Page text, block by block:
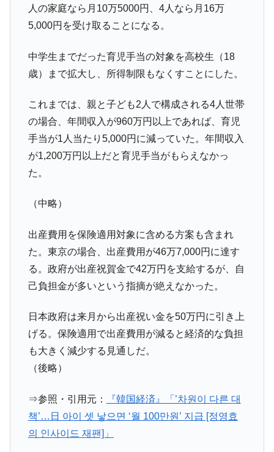
『Money1』
IT産業は人を雇用する効果は低い。全産業の
半分未満しか雇用を生まない
のは政界の責任だ」
『Money1』
韓国「2026年1Q 資金循環統計」面白い結果
『Money1』
韓国化学企業最大手『ロッテケミカル』純
借入金が約8兆。信用格付け「ネガティブ」にダウン
『Money1』
韓国株式市場･暗黒の火曜日。サーキットブ
レイカーも発動！ 半導体2銘柄の暴落
『Money1』
Fact1
夏の甲子園、優勝校を最も多く輩出している都道
府県とは？
Fact1 今話題の「楽天ライオンズ」とは？
Fact1 奇跡の毛色「白毛馬」とは？
える賞金とは？
Fact1 平成仮面ライダーの意外すぎるモチーフとは？
Fact1
発表から2日で大崩壊、鳴かず飛ばずに終わりそう
なスーパーリーグとは？
日本人マスターズ挑戦の歴史。松山以前に最高位
だった選手とは？
ている意外な選手とは？
人の家庭なら月10万5000円、4人なら月16万
5,000円を受け取ることになる。
中学生までだった育児手当の対象を高校生（18
歳）まで拡大し、所得制限もなくすことにした。
これまでは、親と子ども2人で構成される4人世帯
の場合、年間収入が960万円以上であれば、育児
手当が1人当たり5,000円に減っていた。年間収入
が1,200万円以上だと育児手当がもらえなかっ
た。
（中略）
出産費用を保険適用対象に含める方案も含まれ
た。東京の場合、出産費用が46万7,000円に達す
る。政府が出産祝賀金で42万円を支給するが、自
己負担金が多いという指摘が絶えなかった。
日本政府は来月から出産祝い金を50万円に引き上
げる。保険適用で出産費用が減ると経済的な負担
も大きく減少する見通しだ。
（後略）
⇒参照・引用元：
『韓国経済』「’차원이 다른 대
책’…日 아이 셋 낳으면 ‘월 100만원’ 지급 [정영효
의 인사이드 재팬]」